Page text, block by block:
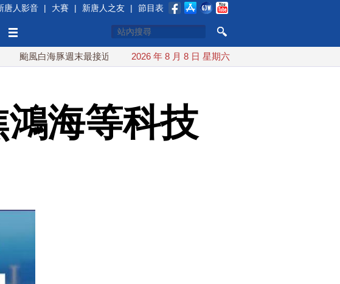
唐人影音 | 大賽 | 新唐人之友 | 節目表
白海豚週末最接近台灣 最快9日可能登陸中國 台灣漢光首結合城鎮演習 AIT連
2026 年 8 月 8 日 星期六
海等科技